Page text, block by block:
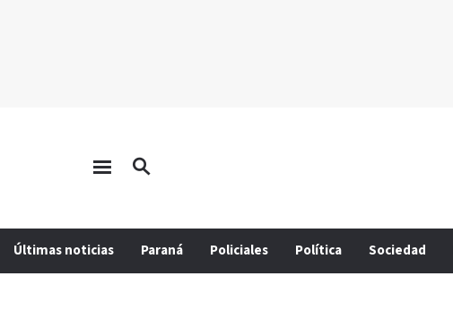
Últimas noticias Paraná Policiales Política Sociedad